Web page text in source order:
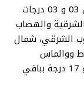
وستتراوح درجات الحرارة الدنيا ، ما بين ناقص 03 و 03 درجات
والهضاب
05 و 11 درجة بالجنوب الشرقي، شمال
ووالماس
والسهول الشمالية والوسطى وما بين 11 و 17 درجة بباقي